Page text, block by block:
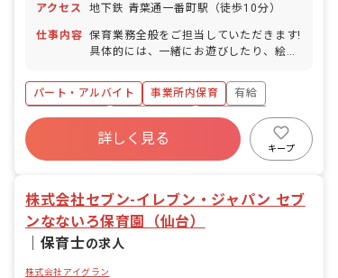
アクセス 地下鉄 青葉通一番町駅（徒歩10分）
仕事内容 保育業務全般をご担当していただきます!
具体的には、一緒にお遊びしたり、絵本
お昼寝、お着替え、お散歩などをお任せ
します!
パート・アルバイト 事業所内保育
有給
福利厚生充実
産休育休制度
未経験歓迎
WEB面接OK
詳しく見る
キープ
株式会社セブン-イレブン・ジャパン セブ
ンなないろ保育園（仙台）
保育士の求人
株式会社アイグラン